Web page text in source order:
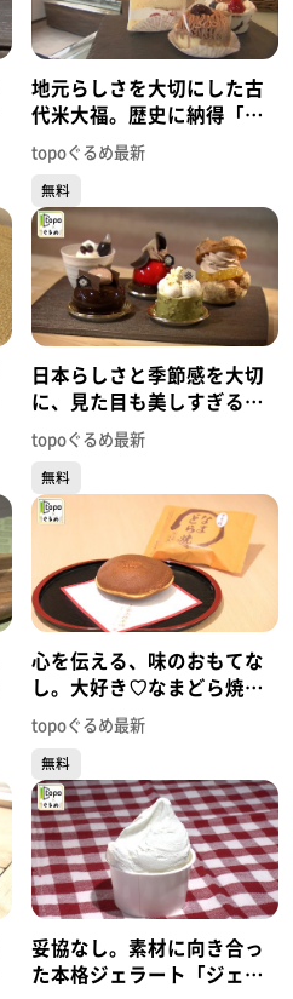
地元らしさを大切にした古
代米大福。歴史に納得「ル･
シエル」（大崎市田尻沼部
新富岡）#466【topoぐる
め】
topoぐるめ最新
無料
日本らしさと季節感を大切
に、見た目も美しすぎる洋
菓子「九二四四」（青葉区
二日町）#447【topoぐる
め】
topoぐるめ最新
無料
心を伝える、味のおもてな
し。大好き♡なまどら焼
「榮太楼 多賀城店」（多賀
城市桜木）#438【topoぐる
め】
topoぐるめ最新
無料
妥協なし。素材に向き合っ
た本格ジェラート「ジェラ